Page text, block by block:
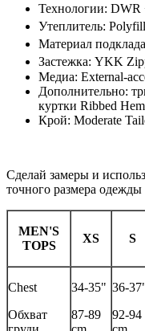
Технологии: DWR
Утеплитель:
Материал
Застежка: YKK
Медиа: External-
Дополнительно:
куртки Ribbed
Крой: Moderate
Сделай замеры и
точного размера
MEN'S
TOPS
XS S
Chest
Обхват
34-35"
87-89
36-
92-94